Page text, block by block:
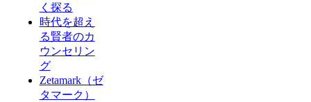
く探る
時代を超え
る賢者のカ
ウンセリン
グ
Zetamark（ゼ
タマーク）